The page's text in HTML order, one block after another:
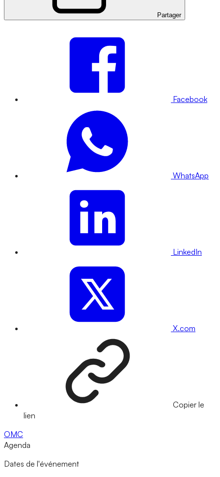
Partager
Facebook
WhatsApp
LinkedIn
X.com
Copier le
lien
OMC
Agenda
Dates de l'événement